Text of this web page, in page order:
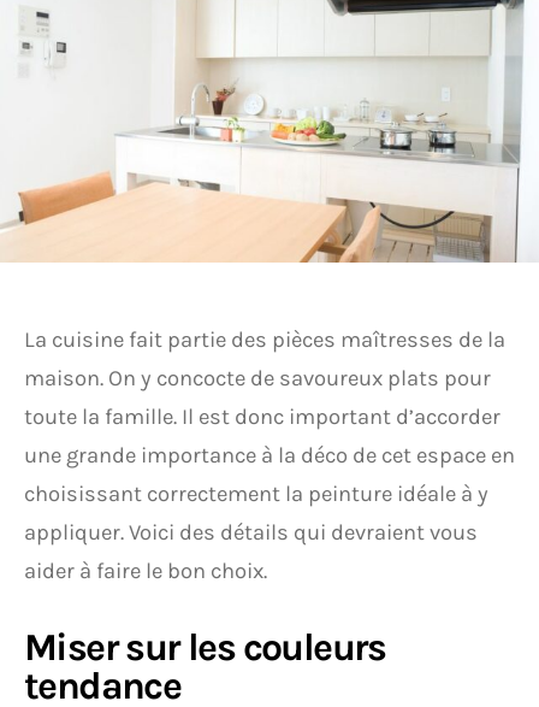
La cuisine fait partie des pièces maîtresses de la
maison. On y concocte de savoureux plats pour
toute la famille. Il est donc important d’accorder
une grande importance à la déco de cet espace en
choisissant correctement la peinture idéale à y
appliquer. Voici des détails qui devraient vous
aider à faire le bon choix.
Miser sur les couleurs
tendance